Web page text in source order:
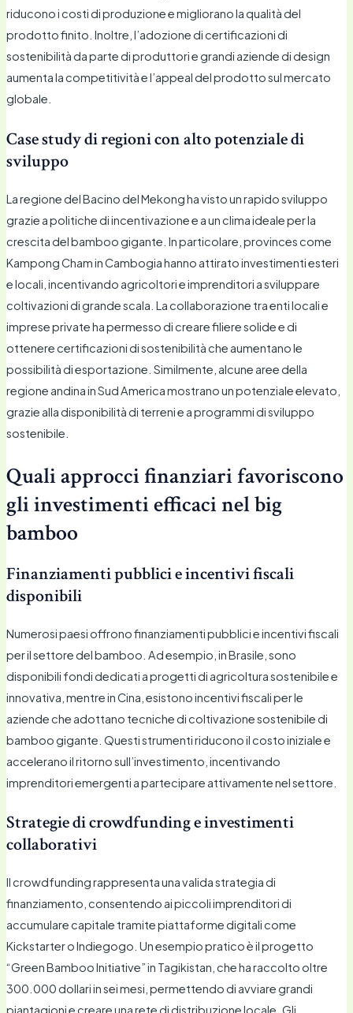
riducono i costi di produzione e migliorano la qualità del
prodotto finito. Inoltre, l’adozione di certificazioni di
sostenibilità da parte di produttori e grandi aziende di design
aumenta la competitività e l’appeal del prodotto sul mercato
globale.
Case study di regioni con alto potenziale di
sviluppo
La regione del Bacino del Mekong ha visto un rapido sviluppo
grazie a politiche di incentivazione e a un clima ideale per la
crescita del bamboo gigante. In particolare, provinces come
Kampong Cham in Cambogia hanno attirato investimenti esteri
e locali, incentivando agricoltori e imprenditori a sviluppare
coltivazioni di grande scala. La collaborazione tra enti locali e
imprese private ha permesso di creare filiere solide e di
ottenere certificazioni di sostenibilità che aumentano le
possibilità di esportazione. Similmente, alcune aree della
regione andina in Sud America mostrano un potenziale elevato,
grazie alla disponibilità di terreni e a programmi di sviluppo
sostenibile.
Quali approcci finanziari favoriscono
gli investimenti efficaci nel big
bamboo
Finanziamenti pubblici e incentivi fiscali
disponibili
Numerosi paesi offrono finanziamenti pubblici e incentivi fiscali
per il settore del bamboo. Ad esempio, in Brasile, sono
disponibili fondi dedicati a progetti di agricoltura sostenibile e
innovativa, mentre in Cina, esistono incentivi fiscali per le
aziende che adottano tecniche di coltivazione sostenibile di
bamboo gigante. Questi strumenti riducono il costo iniziale e
accelerano il ritorno sull’investimento, incentivando
imprenditori emergenti a partecipare attivamente nel settore.
Strategie di crowdfunding e investimenti
collaborativi
Il crowdfunding rappresenta una valida strategia di
finanziamento, consentendo ai piccoli imprenditori di
accumulare capitale tramite piattaforme digitali come
Kickstarter o Indiegogo. Un esempio pratico è il progetto
“Green Bamboo Initiative” in Tagikistan, che ha raccolto oltre
300.000 dollari in sei mesi, permettendo di avviare grandi
piantagioni e creare una rete di distribuzione locale. Gli